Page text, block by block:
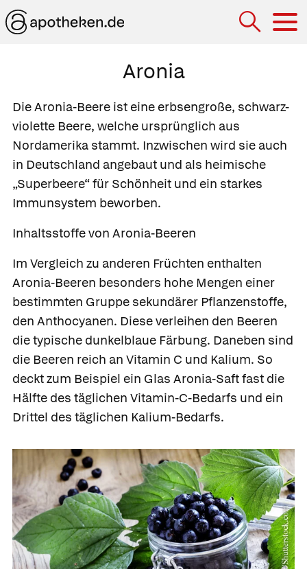
Aronia
Die Aronia-Beere ist eine erbsengroße, schwarz-
violette Beere, welche ursprünglich aus
Nordamerika stammt. Inzwischen wird sie auch
in Deutschland angebaut und als heimische
„Superbeere“ für Schönheit und ein starkes
Immunsystem beworben.
Inhaltsstoffe von Aronia-Beeren
Im Vergleich zu anderen Früchten enthalten
Aronia-Beeren besonders hohe Mengen einer
bestimmten Gruppe sekundärer Pflanzenstoffe,
den Anthocyanen. Diese verleihen den Beeren
die typische dunkelblaue Färbung. Daneben sind
die Beeren reich an Vitamin C und Kalium. So
deckt zum Beispiel ein Glas Aronia-Saft fast die
Hälfte des täglichen Vitamin-C-Bedarfs und ein
Drittel des täglichen Kalium-Bedarfs.